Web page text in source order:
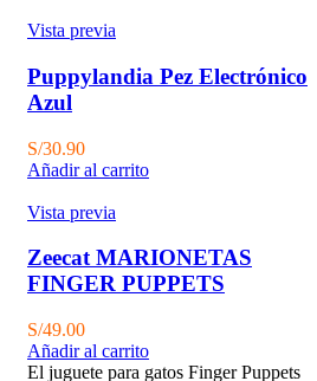
Vista previa
Puppylandia Pez Electrónico
Azul
S/30.90
Añadir al carrito
Vista previa
Zeecat MARIONETAS
FINGER PUPPETS
S/49.00
Añadir al carrito
El juguete para gatos Finger Puppets